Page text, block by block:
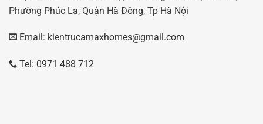
Phường Phúc La, Quận Hà Đông, Tp Hà Nội
Email: kientrucamaxhomes@gmail.com
Tel: 0971 488 712